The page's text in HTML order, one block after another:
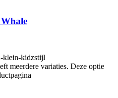
meerdere variaties. Deze optie